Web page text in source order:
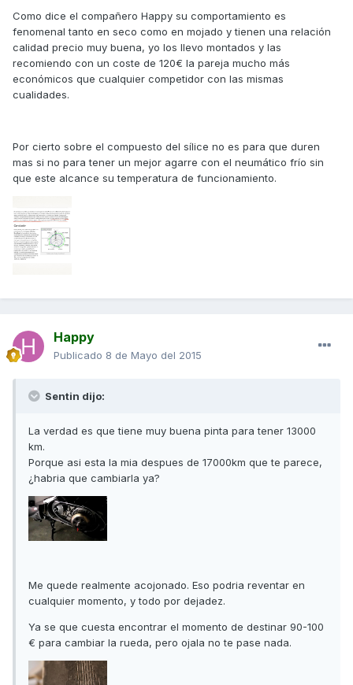
Como dice el compañero Happy su comportamiento es
fenomenal tanto en seco como en mojado y tienen una relación
calidad precio muy buena, yo los llevo montados y las
recomiendo con un coste de 120€ la pareja mucho más
económicos que cualquier competidor con las mismas
cualidades.
Por cierto sobre el compuesto del sílice no es para que duren
mas si no para tener un mejor agarre con el neumático frío sin
que este alcance su temperatura de funcionamiento.
Happy
Publicado 8 de Mayo del 2015
Sentin dijo:
La verdad es que tiene muy buena pinta para tener 13000
km.
Porque asi esta la mia despues de 17000km que te parece,
¿habria que cambiarla ya?
Me quede realmente acojonado. Eso podria reventar en
cualquier momento, y todo por dejadez.
Ya se que cuesta encontrar el momento de destinar 90-100
€ para cambiar la rueda, pero ojala no te pase nada.